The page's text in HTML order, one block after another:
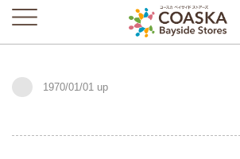
1970/01/01